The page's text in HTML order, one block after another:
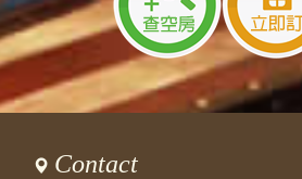
Contact